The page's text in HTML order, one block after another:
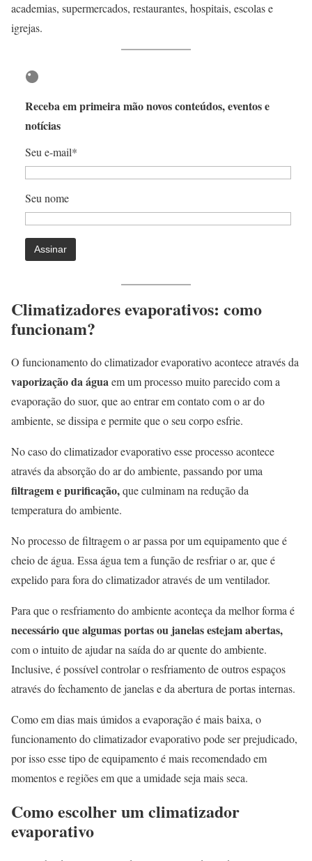
academias, supermercados, restaurantes, hospitais, escolas e
igrejas.
Receba em primeira mão novos conteúdos, eventos e
notícias
Seu e-mail*
Seu nome
Climatizadores evaporativos: como
funcionam?
O funcionamento do climatizador evaporativo acontece através da
vaporização da águaem um processo muito parecido com a
evaporação do suor, que ao entrar em contato com o ar do
ambiente, se dissipa e permite que o seu corpo esfrie.
No caso do climatizador evaporativo esse processo acontece
através da absorção do ar do ambiente, passando por uma
filtragem e purificação,que culminam na redução da
temperatura do ambiente.
No processo de filtragem o ar passa por um equipamento que é
cheio de água. Essa água tem a função de resfriar o ar, que é
expelido para fora do climatizador através de um ventilador.
Para que o resfriamento do ambiente aconteça da melhor forma é
necessário que algumas portas ou janelas estejam abertas,
com o intuito de ajudar na saída do ar quente do ambiente.
Inclusive, é possível controlar o resfriamento de outros espaços
através do fechamento de janelas e da abertura de portas internas.
Como em dias mais úmidos a evaporação é mais baixa, o
funcionamento do climatizador evaporativo pode ser prejudicado,
por isso esse tipo de equipamento é mais recomendado em
momentos e regiões em que a umidade seja mais seca.
Como escolher um climatizador
evaporativo